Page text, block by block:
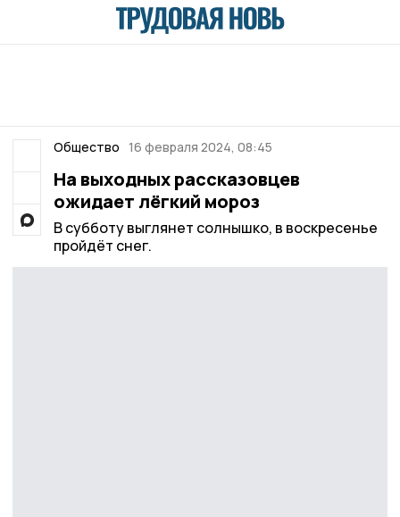
Общество 16 февраля 2024, 08:45
На выходных рассказовцев
ожидает лёгкий мороз
В субботу выглянет солнышко, в воскресенье
пройдёт снег.